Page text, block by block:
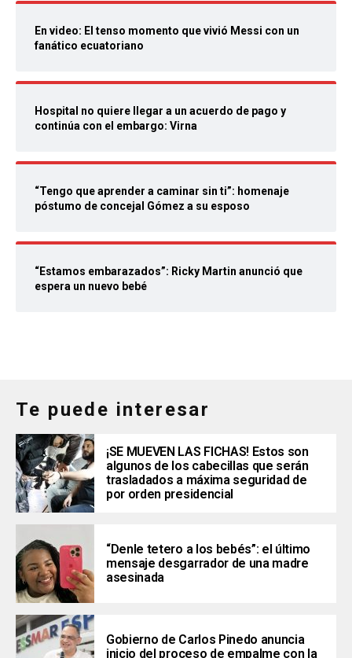
En video: El tenso momento que vivió Messi con un
fanático ecuatoriano
Hospital no quiere llegar a un acuerdo de pago y
continúa con el embargo: Virna
“Tengo que aprender a caminar sin ti”: homenaje
póstumo de concejal Gómez a su esposo
“Estamos embarazados”: Ricky Martin anunció que
espera un nuevo bebé
Te puede interesar
¡SE MUEVEN LAS FICHAS! Estos son
algunos de los cabecillas que serán
trasladados a máxima seguridad de
por orden presidencial
“Denle tetero a los bebés”: el último
mensaje desgarrador de una madre
asesinada
Gobierno de Carlos Pinedo anuncia
inicio del proceso de empalme con la